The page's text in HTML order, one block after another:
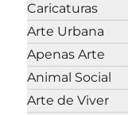
Caricaturas
Arte Urbana
Apenas Arte
Animal Social
Arte de Viver